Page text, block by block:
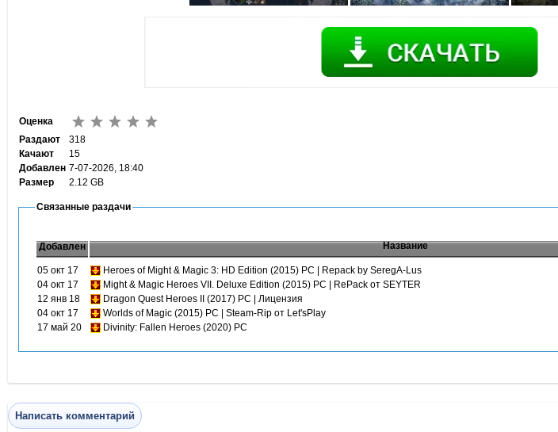
Оценка
Раздают
318
Качают
15
Добавлен 7-07-2026, 18:40
Размер
2.12 GB
Связанные раздачи
Добавлен Название
05 окт 17 Heroes of Might & Magic 3: HD Edition (2015) PC | Repack by SeregA-Lus
04 окт 17
Might & Magic Heroes VII. Deluxe Edition (2015) PC | RePack от SEYTER
12 янв 18
Dragon Quest Heroes II (2017) PC | Лицензия
04 окт 17
Worlds of Magic (2015) PC | Steam-Rip от Let'sРlay
17 май 20
Divinity: Fallen Heroes (2020) PC
Написать комментарий